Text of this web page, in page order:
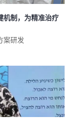
机制，为精准治疗
案研发